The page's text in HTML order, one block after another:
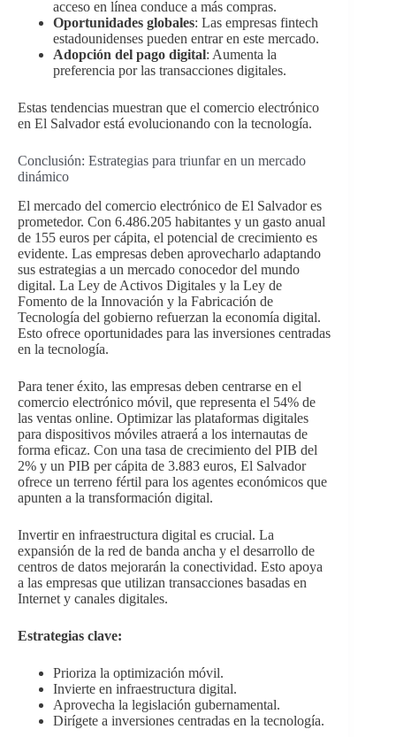
acceso en línea conduce a más compras.
Oportunidades globales: Las empresas fintech
estadounidenses pueden entrar en este mercado.
Adopción del pago digital: Aumenta la
preferencia por las transacciones digitales.
Estas tendencias muestran que el comercio electrónico
en El Salvador está evolucionando con la tecnología.
Conclusión: Estrategias para triunfar en un mercado
dinámico
El mercado del comercio electrónico de El Salvador es
prometedor. Con 6.486.205 habitantes y un gasto anual
de 155 euros per cápita, el potencial de crecimiento es
evidente. Las empresas deben aprovecharlo adaptando
sus estrategias a un mercado conocedor del mundo
digital. La Ley de Activos Digitales y la Ley de
Fomento de la Innovación y la Fabricación de
Tecnología del gobierno refuerzan la economía digital.
Esto ofrece oportunidades para las inversiones centradas
en la tecnología.
Para tener éxito, las empresas deben centrarse en el
comercio electrónico móvil, que representa el 54% de
las ventas online. Optimizar las plataformas digitales
para dispositivos móviles atraerá a los internautas de
forma eficaz. Con una tasa de crecimiento del PIB del
2% y un PIB per cápita de 3.883 euros, El Salvador
ofrece un terreno fértil para los agentes económicos que
apunten a la transformación digital.
Invertir en infraestructura digital es crucial. La
expansión de la red de banda ancha y el desarrollo de
centros de datos mejorarán la conectividad. Esto apoya
a las empresas que utilizan transacciones basadas en
Internet y canales digitales.
Estrategias clave:
Prioriza la optimización móvil.
Invierte en infraestructura digital.
Aprovecha la legislación gubernamental.
Dirígete a inversiones centradas en la tecnología.